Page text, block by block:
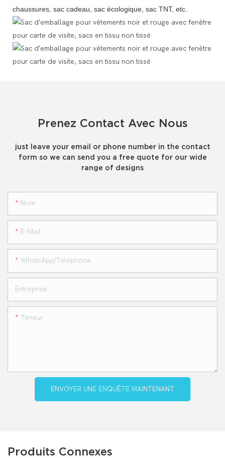
chaussures, sac cadeau, sac écologique, sac TNT, etc.
Prenez Contact Avec Nous
just leave your email or phone number in the contact
form so we can send you a free quote for our wide
range of designs
Nom
E-Mail
WhatsApp/téléphone
Entreprise
Teneur
ENVOYER UNE ENQUÊTE MAINTENANT
Produits Connexes